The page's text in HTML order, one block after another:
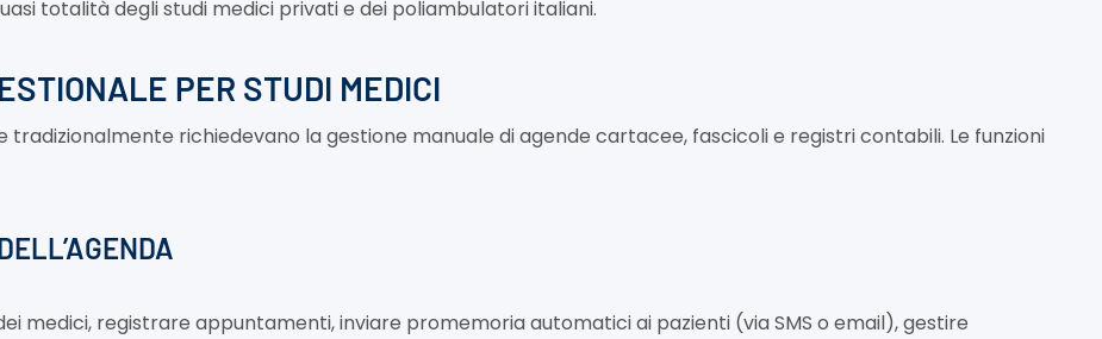
totalità degli studi medici privati e dei poliambulatori italiani.
PER STUDI MEDICI
richiedevano la gestione manuale di agende cartacee, fascicoli e registri contabili. Le funzioni
medici, registrare appuntamenti, inviare promemoria automatici ai pazienti (via SMS o email), gestire